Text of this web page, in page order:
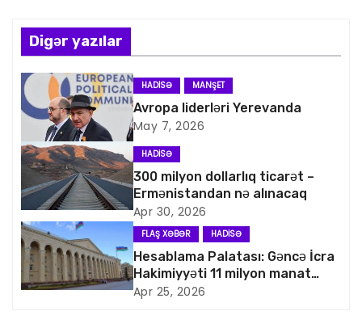
n
a
v
i
q
a
s
i
Digər yazılar
HADISƏ MANŞET
Avropa liderləri Yerevanda
May 7, 2026
HADISƏ
300 milyon dollarlıq ticarət –
Ermənistandan nə alınacaq
Apr 30, 2026
FLAŞ XƏBƏR HADISƏ
Hesablama Palatası: Gəncə İcra
Hakimiyyəti 11 milyon manat
artıq xərcləyib
Apr 25, 2026